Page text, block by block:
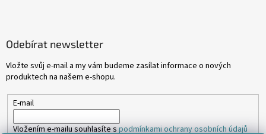
Odebírat newsletter
Vložte svůj e-mail a my vám budeme zasílat informace o nových
produktech na našem e-shopu.
E-mail
Vložením e-mailu souhlasíte spodmínkami ochrany osobních údajů